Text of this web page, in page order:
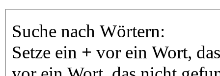
Suche nach Wörtern:
Setze ein + vor ein Wort,